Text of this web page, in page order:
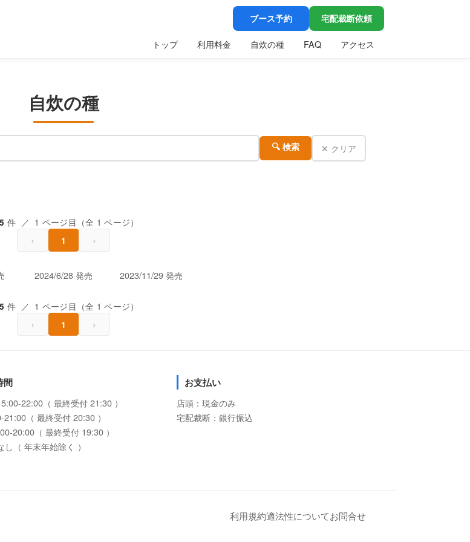
ブース予約 宅配裁断依頼
トップ 利用料金 自炊の種 FAQ アクセス
自炊の種
🔍 検索 ✕ クリア
5 件 ／ 1 ページ目（全 1 ページ）
‹ 1 ›
2024/6/28 発売 2023/11/29 発売
5 件 ／ 1 ページ目（全 1 ページ）
‹ 1 ›
間
22:00（ 最終受付 21:30 ）
21:00（ 最終受付 20:30 ）
20:00（ 最終受付 19:30 ）
し（ 年末年始除く ）
お支払い
店頭：現金のみ
宅配裁断：銀行振込
利用規約適法性についてお問合せ